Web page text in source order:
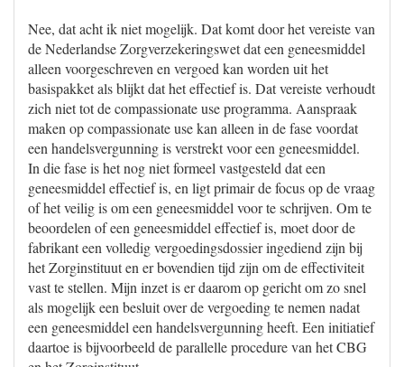
Nee, dat acht ik niet mogelijk. Dat komt door het vereiste van
de Nederlandse Zorgverzekeringswet dat een geneesmiddel
alleen voorgeschreven en vergoed kan worden uit het
basispakket als blijkt dat het effectief is. Dat vereiste verhoudt
zich niet tot de compassionate use programma. Aanspraak
maken op compassionate use kan alleen in de fase voordat
een handelsvergunning is verstrekt voor een geneesmiddel.
In die fase is het nog niet formeel vastgesteld dat een
geneesmiddel effectief is, en ligt primair de focus op de vraag
of het veilig is om een geneesmiddel voor te schrijven. Om te
beoordelen of een geneesmiddel effectief is, moet door de
fabrikant een volledig vergoedingsdossier ingediend zijn bij
het Zorginstituut en er bovendien tijd zijn om de effectiviteit
vast te stellen. Mijn inzet is er daarom op gericht om zo snel
als mogelijk een besluit over de vergoeding te nemen nadat
een geneesmiddel een handelsvergunning heeft. Een initiatief
daartoe is bijvoorbeeld de parallelle procedure van het CBG